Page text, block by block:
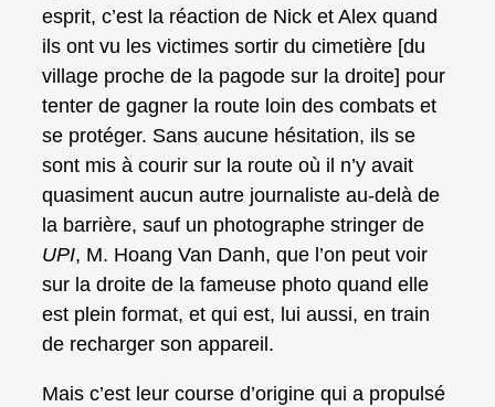
esprit, c’est la réaction de Nick et Alex quand
ils ont vu les victimes sortir du cimetière [du
village proche de la pagode sur la droite] pour
tenter de gagner la route loin des combats et
se protéger. Sans aucune hésitation, ils se
sont mis à courir sur la route où il n’y avait
quasiment aucun autre journaliste au-delà de
la barrière, sauf un photographe stringer de
UPI, M. Hoang Van Danh, que l’on peut voir
sur la droite de la fameuse photo quand elle
est plein format, et qui est, lui aussi, en train
de recharger son appareil.
Mais c’est leur course d’origine qui a propulsé